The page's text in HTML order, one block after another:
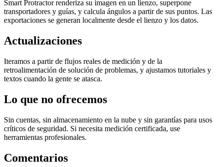
Smart Protractor renderiza su imagen en un lienzo, superpone
transportadores y guías, y calcula ángulos a partir de sus puntos. Las
exportaciones se generan localmente desde el lienzo y los datos.
Actualizaciones
Iteramos a partir de flujos reales de medición y de la
retroalimentación de solución de problemas, y ajustamos tutoriales y
textos cuando la gente se atasca.
Lo que no ofrecemos
Sin cuentas, sin almacenamiento en la nube y sin garantías para usos
críticos de seguridad. Si necesita medición certificada, use
herramientas profesionales.
Comentarios